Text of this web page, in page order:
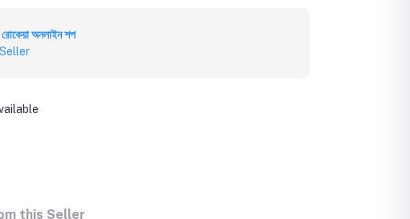
রোকেয়া অনলাইন শপ
this Seller